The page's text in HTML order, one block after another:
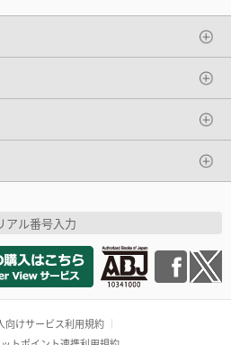
アル番号入力
向けサービス利用規約